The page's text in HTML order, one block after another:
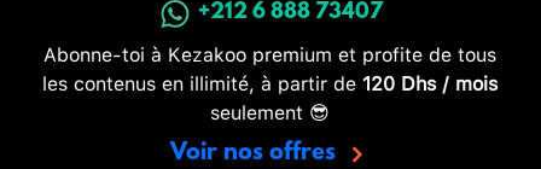
+212 6 888 73407
Abonne-toi à Kezakoo premium et profite de tous
les contenus en illimité, à partir de 120 Dhs / mois
seulement 😎
Voir nos offres